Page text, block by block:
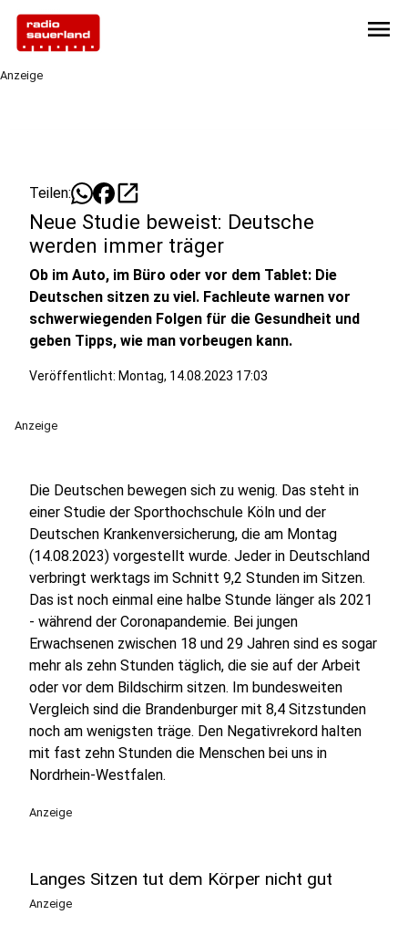
menu
Anzeige
Teilen: open_in_new
Neue Studie beweist: Deutsche
werden immer träger
Ob im Auto, im Büro oder vor dem Tablet: Die
Deutschen sitzen zu viel. Fachleute warnen vor
schwerwiegenden Folgen für die Gesundheit und
geben Tipps, wie man vorbeugen kann.
Veröffentlicht: Montag, 14.08.2023 17:03
Anzeige
Die Deutschen bewegen sich zu wenig. Das steht in
einer Studie der Sporthochschule Köln und der
Deutschen Krankenversicherung, die am Montag
(14.08.2023) vorgestellt wurde. Jeder in Deutschland
verbringt werktags im Schnitt 9,2 Stunden im Sitzen.
Das ist noch einmal eine halbe Stunde länger als 2021
- während der Coronapandemie. Bei jungen
Erwachsenen zwischen 18 und 29 Jahren sind es sogar
mehr als zehn Stunden täglich, die sie auf der Arbeit
oder vor dem Bildschirm sitzen. Im bundesweiten
Vergleich sind die Brandenburger mit 8,4 Sitzstunden
noch am wenigsten träge. Den Negativrekord halten
mit fast zehn Stunden die Menschen bei uns in
Nordrhein-Westfalen.
Anzeige
Langes Sitzen tut dem Körper nicht gut
Anzeige